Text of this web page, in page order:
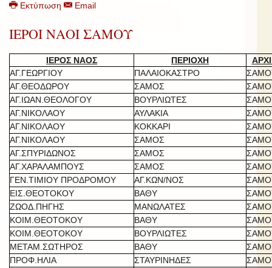
Εκτύπωση Email
ΙΕΡΟΙ ΝΑΟΙ ΣΑΜΟΥ
ΙΕΡΟΣ ΝΑΟΣ ΠΕΡΙΟΧΗ
ΑΓ.ΓΕΩΡΓΙΟΥ
ΠΑΛΑΙΟΚΑΣΤΡΟ
ΑΓ.ΘΕΟΔΩΡΟΥ
ΣΑΜΟΣ
ΑΓ.ΙΩΑΝ.ΘΕΟΛΟΓΟΥ
ΒΟΥΡΛΙΩΤΕΣ
ΑΓ.ΝΙΚΟΛΑΟΥ
ΑΥΛΑΚΙΑ
ΑΓ.ΝΙΚΟΛΑΟΥ
ΚΟΚΚΑΡΙ
ΑΓ.ΝΙΚΟΛΑΟΥ
ΣΑΜΟΣ
ΑΓ.ΣΠΥΡΙΔΩΝΟΣ
ΣΑΜΟΣ
ΑΓ.ΧΑΡΑΛΑΜΠΟΥΣ
ΣΑΜΟΣ
ΓΕΝ.ΤΙΜΙΟΥ ΠΡΟΔΡΟΜΟΥ
ΑΓ.ΚΩΝ/ΝΟΣ
ΕΙΣ.ΘΕΟΤΟΚΟΥ
ΒΑΘΥ
ΖΩΟΔ.ΠΗΓΗΣ
ΜΑΝΩΛΑΤΕΣ
ΚΟΙΜ.ΘΕΟΤΟΚΟΥ
ΒΑΘΥ
ΚΟΙΜ.ΘΕΟΤΟΚΟΥ
ΒΟΥΡΛΙΩΤΕΣ
ΜΕΤΑΜ.ΣΩΤΗΡΟΣ
ΒΑΘΥ
ΠΡΟΦ.ΗΛΙΑ
ΣΤΑΥΡΙΝΗΔΕΣ